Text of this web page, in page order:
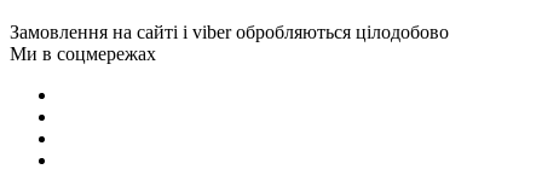
Замовлення на сайті і viber обробляються цілодобово
Ми в соцмережах